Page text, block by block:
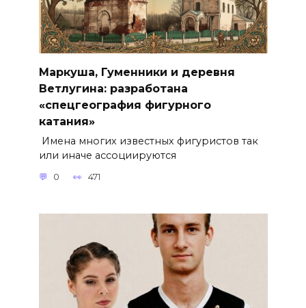
Маркуша, Гуменники и деревня
Ветлугина: разработана
«спецгеография фигурного
катания»
Имена многих известных фигуристов так
или иначе ассоциируются
0 471